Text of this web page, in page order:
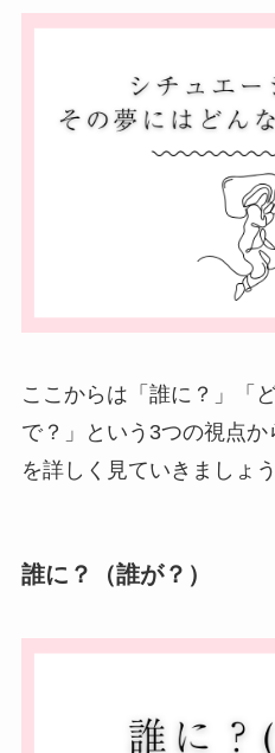
ここからは「誰に？」「
で？」という3つの視点
を詳しく見ていきましょう
誰に？（誰が？）